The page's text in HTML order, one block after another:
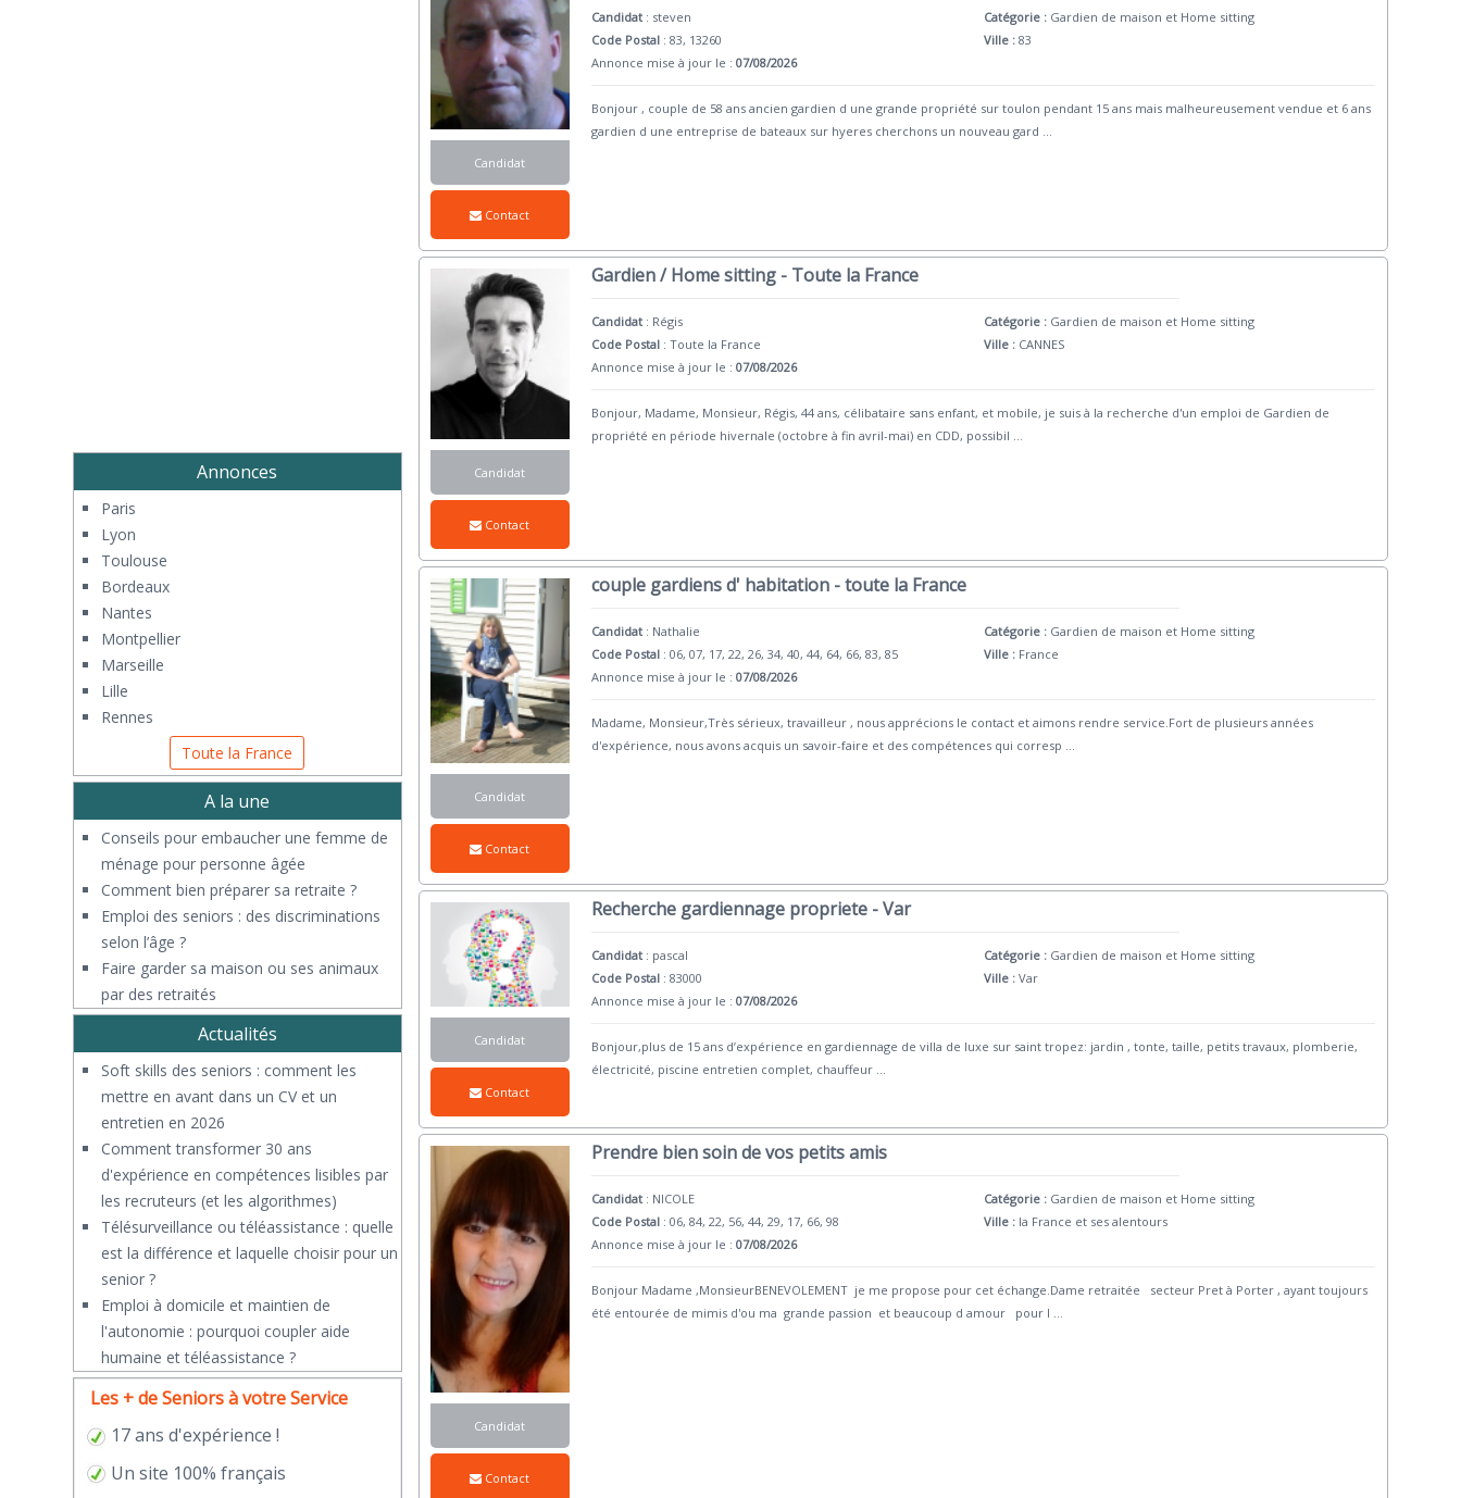
Candidat
Contact
Candidat : steven
Code Postal : 83, 13260
Annonce mise à jour le :07/08/2026
Catégorie : Gardien de maison et Home sitting
Ville : 83
Bonjour , couple de 58 ans ancien gardien d une grande propriété sur toulon pendant 15 ans mais malheureusement vendue et 6 ans
gardien d une entreprise de bateaux sur hyeres cherchons un nouveau gard ...
Candidat
Contact
Gardien / Home sitting - Toute la France
Candidat : Régis
Code Postal : Toute la France
Annonce mise à jour le :07/08/2026
Catégorie : Gardien de maison et Home sitting
Ville : CANNES
Bonjour, Madame, Monsieur, Régis, 44 ans, célibataire sans enfant, et mobile, je suis à la recherche d'un emploi de Gardien de
propriété en période hivernale (octobre à fin avril-mai) en CDD, possibil ...
Candidat
Contact
couple gardiens d' habitation - toute la France
Candidat : Nathalie
Code Postal : 06, 07, 17, 22, 26, 34, 40, 44, 64, 66, 83, 85
Annonce mise à jour le :07/08/2026
Catégorie : Gardien de maison et Home sitting
Ville : France
Madame, Monsieur,Très sérieux, travailleur , nous apprécions le contact et aimons rendre service.Fort de plusieurs années
d'expérience, nous avons acquis un savoir-faire et des compétences qui corresp ...
Candidat
Contact
Recherche gardiennage propriete - Var
Candidat : pascal
Code Postal : 83000
Annonce mise à jour le :07/08/2026
Catégorie : Gardien de maison et Home sitting
Ville : Var
Bonjour,plus de 15 ans d’expérience en gardiennage de villa de luxe sur saint tropez: jardin , tonte, taille, petits travaux, plomberie,
électricité, piscine entretien complet, chauffeur ...
Candidat
Contact
Prendre bien soin de vos petits amis
Candidat : NICOLE
Code Postal : 06, 84, 22, 56, 44, 29, 17, 66, 98
Annonce mise à jour le :07/08/2026
Catégorie : Gardien de maison et Home sitting
Ville : la France et ses alentours
Bonjour Madame ,MonsieurBENEVOLEMENT je me propose pour cet échange.Dame retraitée secteur Pret à Porter , ayant toujours
été entourée de mimis d'ou ma grande passion et beaucoup d amour pour l
Annonces
Paris
Lyon
Toulouse
Bordeaux
Nantes
Montpellier
Marseille
Lille
Rennes
Toute la France
A la une
Conseils pour embaucher une femme de
ménage pour personne âgée
Comment bien préparer sa retraite ?
Emploi des seniors : des discriminations
selon l’âge ?
Faire garder sa maison ou ses animaux
par des retraités
Actualités
Soft skills des seniors : comment les
mettre en avant dans un CV et un
entretien en 2026
Comment transformer 30 ans
d'expérience en compétences lisibles par
les recruteurs (et les algorithmes)
Télésurveillance ou téléassistance : quelle
est la différence et laquelle choisir pour un
senior ?
​Emploi à domicile et maintien de
l'autonomie : pourquoi coupler aide
humaine et téléassistance ?
Les + de Seniors à votre Service
17 ans d'expérience !
Un site 100% français